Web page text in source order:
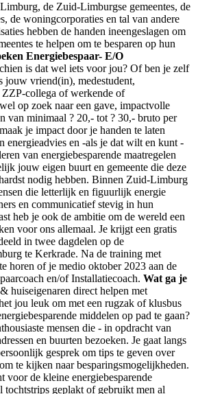
de Zuid-Limburgse gemeentes, de
de woningcorporaties en tal van andere
hebben de handen ineengeslagen om
te helpen om te besparen op hun
Energiebespaar- E/O
is dat wel iets voor jou? Of ben je zelf
jouw vriend(in), medestudent,
collega of werkende of
op zoek naar een gave, impactvolle
van minimaal ? 20,- tot ? 30,- bruto per
je impact door je handen te laten
energieadvies en -als je dat wilt en kunt -
van energiebesparende maatregelen
jouw eigen buurt en gemeente die deze
nodig hebben. Binnen Zuid-Limburg
die letterlijk en figuurlijk energie
en communicatief stevig in hun
heb je ook de ambitie om de wereld een
voor ons allemaal. Je krijgt een gratis
in twee dagdelen op de
te Kerkrade. Na de training met
horen of je medio oktober 2023 aan de
en/of Installatiecoach. Wat ga je
huiseigenaren direct helpen met
jou leuk om met een rugzak of klusbus
middelen op pad te gaan?
mensen die - in opdracht van
en buurten bezoeken. Je gaat langs
gesprek om tips te geven over
te kijken naar besparingsmogelijkheden.
voor de kleine energiebesparende
geplakt of gebruikt men al